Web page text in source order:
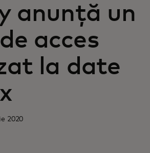
anunță un
acces
la date
2020